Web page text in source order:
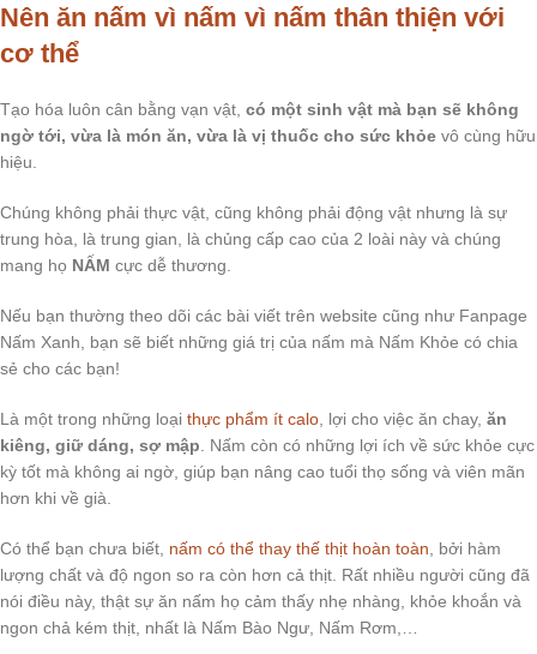
Nên ăn nấm vì nấm vì nấm thân thiện với
cơ thể
Tạo hóa luôn cân bằng vạn vật, có một sinh vật mà bạn sẽ không
ngờ tới, vừa là món ăn, vừa là vị thuốc cho sức khỏe vô cùng hữu
hiệu.
Chúng không phải thực vật, cũng không phải động vật nhưng là sự
trung hòa, là trung gian, là chủng cấp cao của 2 loài này và chúng
mang họ NẤM cực dễ thương.
Nếu bạn thường theo dõi các bài viết trên website cũng như Fanpage
Nấm Xanh, bạn sẽ biết những giá trị của nấm mà Nấm Khỏe có chia
sẻ cho các bạn!
Là một trong những loại thực phẩm ít calo , lợi cho việc ăn chay, ăn
kiêng, giữ dáng, sợ mập . Nấm còn có những lợi ích về sức khỏe cực
kỳ tốt mà không ai ngờ, giúp bạn nâng cao tuổi thọ sống và viên mãn
hơn khi về già.
Có thể bạn chưa biết, nấm có thể thay thế thịt hoàn toàn , bởi hàm
lượng chất và độ ngon so ra còn hơn cả thịt. Rất nhiều người cũng đã
nói điều này, thật sự ăn nấm họ cảm thấy nhẹ nhàng, khỏe khoắn và
ngon chả kém thịt, nhất là Nấm Bào Ngư, Nấm Rơm,…